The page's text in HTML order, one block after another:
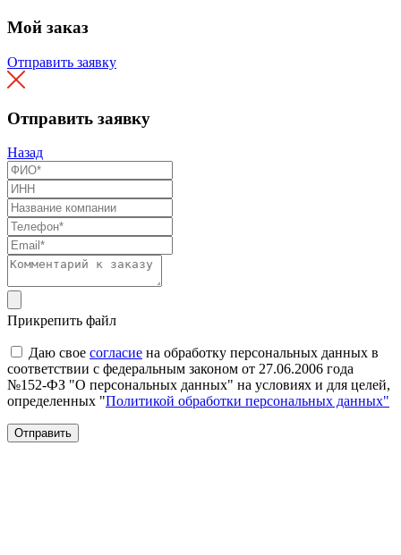
Мой заказ
Отправить заявку
Отправить заявку
Назад
Прикрепить файл
Даю свое согласие на обработку персональных данных в
соответствии с федеральным законом от 27.06.2006 года
№152-ФЗ "О персональных данных" на условиях и для целей,
определенных "Политикой обработки персональных данных"
Отправить